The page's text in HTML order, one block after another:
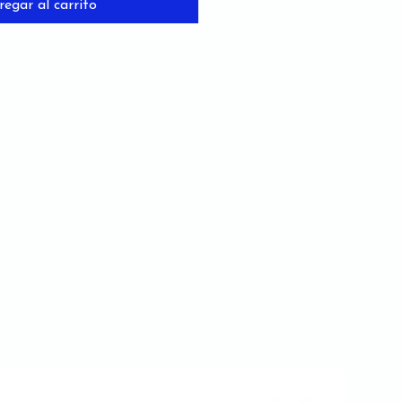
al carrito